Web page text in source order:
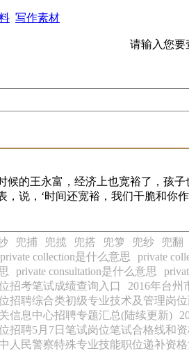
写作素材
请输入您要
候的王永富，经济上也宽裕了，孩
，说，‘时间还宽裕，我们干脆和你
兜捕 兜揽 兜搭 兜箩 兜纱 兜翻
private collection是什么意思 private
private consultation是什么意思
招考笔试成绩查询入口
2016年台州
招聘综合类初级专业技术及管理岗
信息中心招聘专题汇总(陆续更新)
招聘5月7日笔试岗位笔试合格线和
人民警察特殊专业技能职位递补资